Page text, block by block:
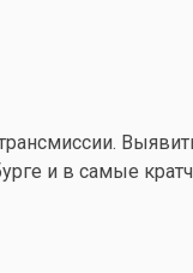
и в самые